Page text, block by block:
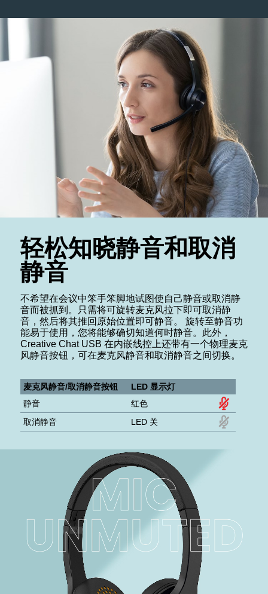
轻松知晓静音和取消
静音
不希望在会议中笨手笨脚地试图使自己静音或取消静
音而被抓到。只需将可旋转麦克风拉下即可取消静
音，然后将其推回原始位置即可静音。 旋转至静音功
能易于使用，您将能够确切知道何时静音。此外，
Creative Chat USB 在内嵌线控上还带有一个物理麦克
风静音按钮，可在麦克风静音和取消静音之间切换。
麦克风静音/取消静音按钮
LED 显示灯
静音
红色
取消静音
LED 关